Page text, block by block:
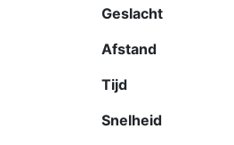
Geslacht
Afstand
Tijd
Snelheid